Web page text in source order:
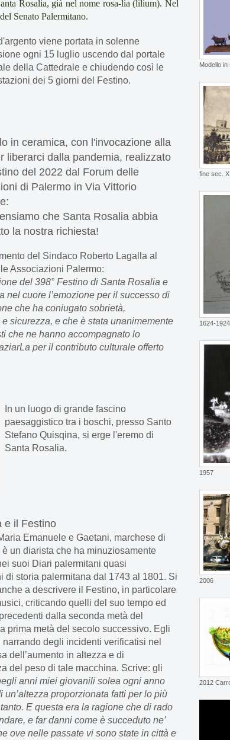
Rosalia, già nel nome rosa-lia (lilium). Nel
Senato Palermitano.
viene portata in solenne
ogni 15 luglio uscendo dal portale
della Cattedrale e chiudendo così le
dei 5 giorni del Festino.
in ceramica, con l'invocazione alla
liberarci dalla pandemia, realizzato
del 2022 dal Forum delle
di Palermo in Via Vittorio
che Santa Rosalia abbia
la nostra richiesta!
del Sindaco Roberto Lagalla al
Associazioni Palermo:
del 398° Festino di Santa Rosalia e
nel cuore l’emozione per il successo di
che ha coniugato sobrietà,
sicurezza, e che è stata unanimemente
che ne hanno accompagnato lo
per il contributo culturale offerto
In un luogo di grande fascino
paesaggistico tra i boschi, presso Santo
Stefano Quisqina, si erge l'eremo di
Santa Rosalia.
e il Festino
Emanuele e Gaetani, marchese di
un diarista che ha minuziosamente
suoi Diari palermitani quasi
di storia palermitana dal 1743 al 1801. Si
a descrivere il Festino, in particolare
criticando quelli del suo tempo ed
dalla seconda metà del
prima metà del secolo successivo. Egli
narrando degli incidenti verificatisi nel
dell’aumento in altezza e di
del peso di tale macchina. Scrive: gli
anni miei giovanili solea ogni anno
proporzionata fatti per lo più
E questa era la ragione che di rado
e far danni come è succeduto ne’
ove nelle passate vi sono state in città e
Modello in
fine sec.
1624-
1957
2006
2012